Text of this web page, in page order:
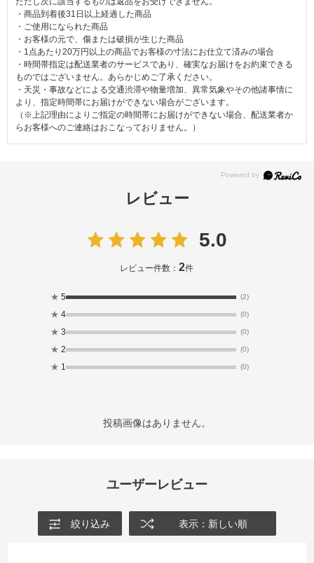
・商品到着後31日以上経過した商品
・ご使用になられた商品
・お客様の元で、傷または破損が生じた商品
・1点あたり20万円以上の商品でお客様の寸法にお仕立て済みの場合
・時間帯指定は配送業者のサービスであり、確実なお届けをお約束できる
ものではございません。あらかじめご了承ください。
・天災・事故などによる交通渋滞や物量増加、異常気象やその他諸事情に
より、指定時間帯にお届けができない場合がございます。
（※上記理由によりご指定の時間帯にお届けができない場合、配送業者か
らお客様へのご連絡はおこなっておりません。）
レビュー
5.0
レビュー件数：2件
★ 5 (2)
★ 4 (0)
★ 3 (0)
★ 2 (0)
★ 1 (0)
投稿画像はありません。
ユーザーレビュー
絞り込み 表示：新しい順